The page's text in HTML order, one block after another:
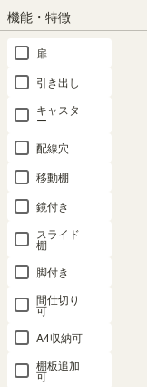
機能・特徴
扉
引き出し
キャスタ
ー
配線穴
移動棚
鏡付き
スライド
棚
脚付き
間仕切り
可
A4収納可
棚板追加
可
カ
クーポンは注
対応商品